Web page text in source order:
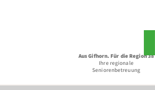
Aus Gifhorn. Für die Region 38
Ihre regionale
Seniorenbetreuung